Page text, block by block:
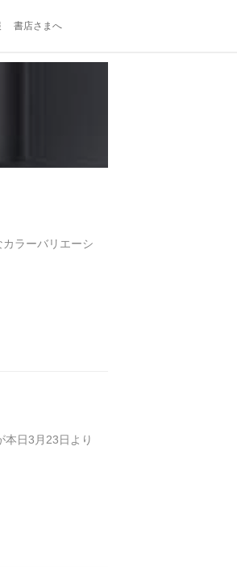
書店さまへ
ラーバリエーシ
本日3月23日より